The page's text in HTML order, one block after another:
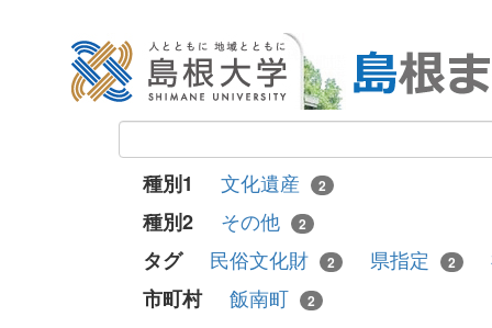
種別1 文化遺産 2
種別2 その他 2
タグ 民俗文化財 2 県指定 2
市町村
飯南町 2